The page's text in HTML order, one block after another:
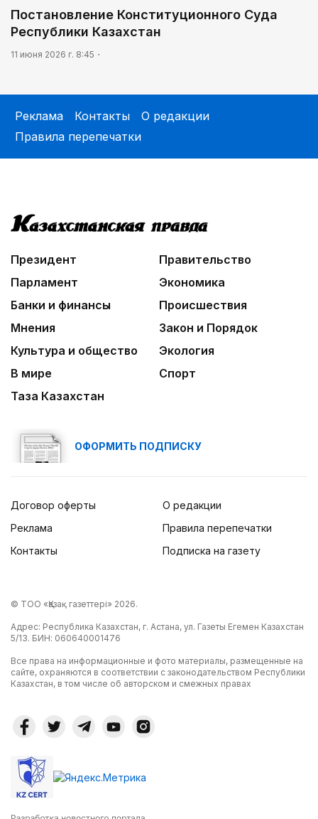
Постановление Конституционного Суда
Республики Казахстан
11 июня 2026 г. 8:45
Реклама Контакты
О редакции
Правила перепечатки
Президент
Правительство
Парламент
Экономика
Банки и финансы
Происшествия
Мнения
Закон и Порядок
Культура и общество
Экология
В мире
Спорт
Таза Казахстан
ОФОРМИТЬ ПОДПИСКУ
Договор оферты
Реклама
Контакты
О редакции
Правила перепечатки
Подписка на газету
© ТОО «Қазақ газеттері» 2026.
Адрес: Республика Казахстан, г. Астана, ул. Газеты Егемен Казахстан
5/13. БИН: 060640001476
Все права на информационные и фото материалы, размещенные на
сайте, охраняются в соответствии с законодательством Республики
Казахстан, в том числе об авторском и смежных правах